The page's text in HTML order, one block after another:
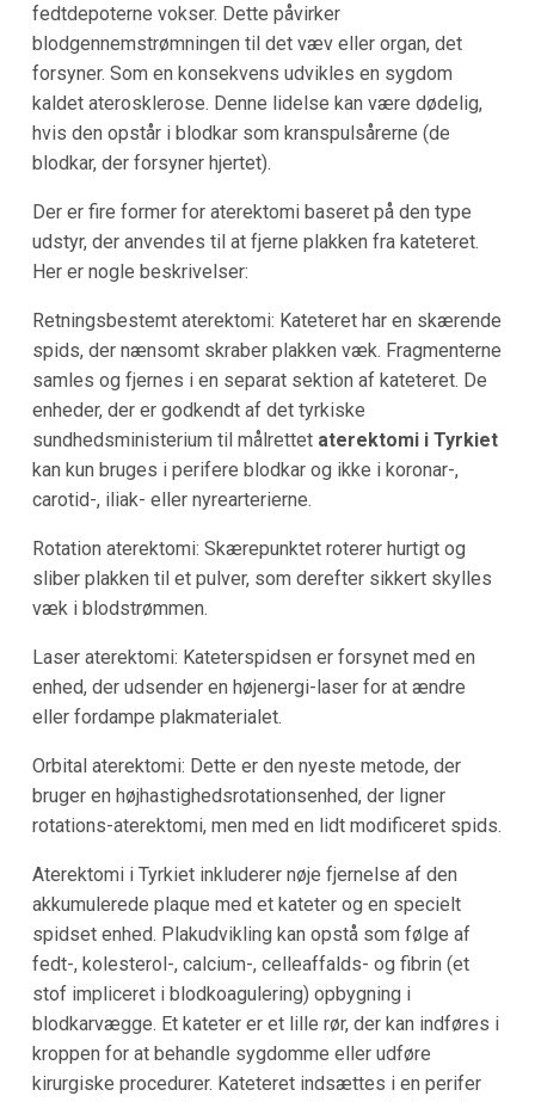
fedtdepoterne vokser. Dette påvirker
blodgennemstrømningen til det væv eller organ, det
forsyner. Som en konsekvens udvikles en sygdom
kaldet aterosklerose. Denne lidelse kan være dødelig,
hvis den opstår i blodkar som kranspulsårerne (de
blodkar, der forsyner hjertet).
Der er fire former for aterektomi baseret på den type
udstyr, der anvendes til at fjerne plakken fra kateteret.
Her er nogle beskrivelser:
Retningsbestemt aterektomi: Kateteret har en skærende
spids, der nænsomt skraber plakken væk. Fragmenterne
samles og fjernes i en separat sektion af kateteret. De
enheder, der er godkendt af det tyrkiske
sundhedsministerium til målrettet aterektomi i Tyrkiet
kan kun bruges i perifere blodkar og ikke i koronar-,
carotid-, iliak- eller nyrearterierne.
Rotation aterektomi: Skærepunktet roterer hurtigt og
sliber plakken til et pulver, som derefter sikkert skylles
væk i blodstrømmen.
Laser aterektomi: Kateterspidsen er forsynet med en
enhed, der udsender en højenergi-laser for at ændre
eller fordampe plakmaterialet.
Orbital aterektomi: Dette er den nyeste metode, der
bruger en højhastighedsrotationsenhed, der ligner
rotations-aterektomi, men med en lidt modificeret spids.
Aterektomi i Tyrkiet inkluderer nøje fjernelse af den
akkumulerede plaque med et kateter og en specielt
spidset enhed. Plakudvikling kan opstå som følge af
fedt-, kolesterol-, calcium-, celleaffalds- og fibrin (et
stof impliceret i blodkoagulering) opbygning i
blodkarvægge. Et kateter er et lille rør, der kan indføres i
kroppen for at behandle sygdomme eller udføre
kirurgiske procedurer. Kateteret indsættes i en perifer